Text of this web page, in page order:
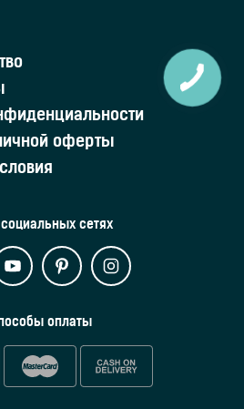
оферты
сетях
оплаты